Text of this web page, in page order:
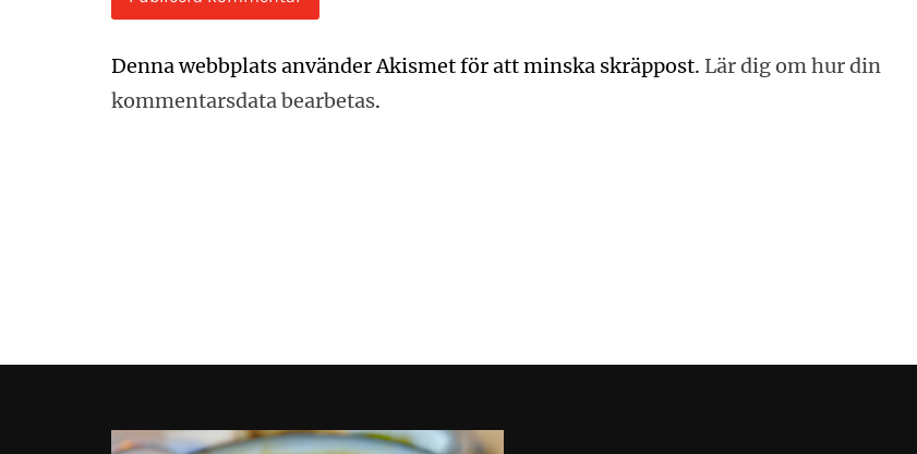
Denna webbplats använder Akismet för att minska skräppost. Lär dig om hur din
kommentarsdata bearbetas.